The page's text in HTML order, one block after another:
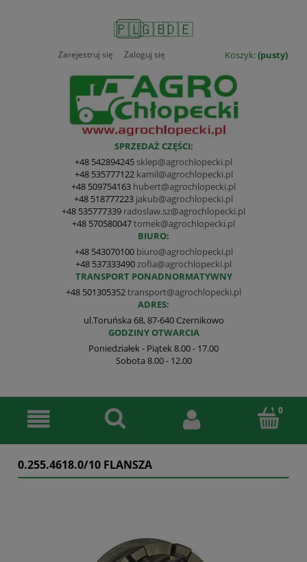
🇵🇱🇬🇧🇩🇪
Koszyk:(pusty)
Zarejestruj się Zaloguj się
SPRZEDAŻ CZĘŚCI:
+48 542894245 sklep@agrochlopecki.pl
+48 535777122 kamil@agrochlopecki.pl
+48 509754163 hubert@agrochlopecki.pl
+48 518777223 jakub@agrochlopecki.pl
+48 535777339 radoslaw.sz@agrochlopecki.pl
+48 570580047tomek@agrochlopecki.pl
BIURO:
+48 543070100 biuro@agrochlopecki.pl
+48 537333490 zofia@agrochlopecki.pl
TRANSPORT PONADNORMATYWNY
+48 501305352transport@agrochlopecki.pl
ADRES:
ul.Toruńska 68, 87-640 Czernikowo
GODZINY OTWARCIA
Poniedziałek - Piątek 8.00 - 17.00
Sobota 8.00 - 12.00
0.255.4618.0/10 FLANSZA